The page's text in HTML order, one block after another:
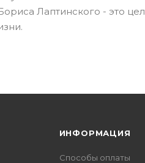
Лаптинского - это
ИНФОРМАЦИЯ
Способы оплаты